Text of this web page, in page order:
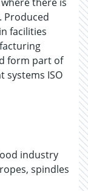
Produced
facilities
form part of
systems ISO
industry
spindles